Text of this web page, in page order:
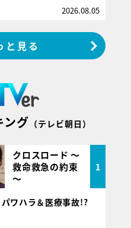
2026.08.05
と見る
ング （テレビ朝日）
クロスロード ～
救命救急の約束
～
1
ワハラ＆医療事故!?